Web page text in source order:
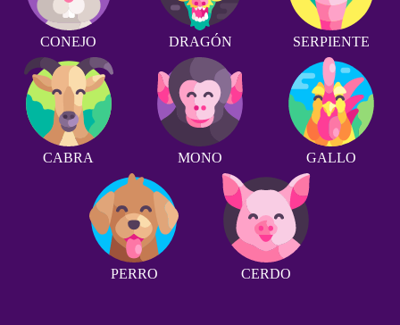
CONEJO DRAGÓN SERPIENTE
CABRA MONO GALLO
PERRO CERDO